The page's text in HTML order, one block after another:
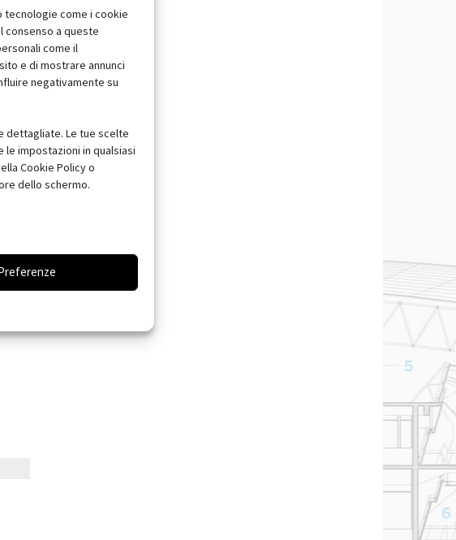
tecnologie come i cookie
consenso a queste
come il
e di mostrare annunci
negativamente su
dettagliate. Le tue scelte
impostazioni in qualsiasi
Cookie Policy o
dello schermo.
il
si